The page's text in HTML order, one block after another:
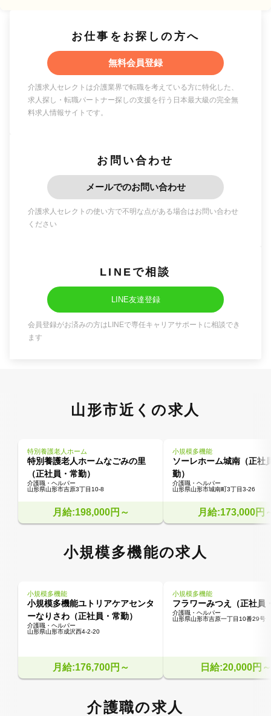
お仕事をお探しの方へ
無料会員登録
介護求人セレクトは介護業界で転職を考えている方に特化した、
求人探し・転職パートナー探しの支援を行う日本最大級の完全無
料求人情報サイトです。
お問い合わせ
メールでのお問い合わせ
介護求人セレクトの使い方で不明な点がある場合はお問い合わせ
ください
LINEで相談
LINE友達登録
会員登録がお済みの方はLINEで専任キャリアサポートに相談でき
ます
山形市近くの求人
特別養護老人ホーム
特別養護老人ホームなごみの里
（正社員・常勤）
介護職・ヘルパー
山形県山形市吉原3丁目10-8
月給:198,000円～
小規模多機能
ソーレホーム城南（正社
勤）
介護職・ヘルパー
山形県山形市城南町3丁目3-26
月給:173,000円
小規模多機能の求人
小規模多機能
小規模多機能ユトリアケアセンタ
ーなりさわ（正社員・常勤）
介護職・ヘルパー
山形県山形市成沢西4-2-20
月給:176,700円～
小規模多機能
フラワーみつえ（正社員
介護職・ヘルパー
山形県山形市吉原一丁目10番29号
日給:20,000円～
介護職の求人